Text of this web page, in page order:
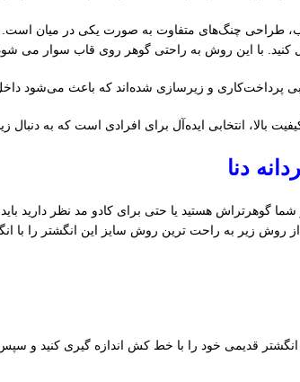
طراحی چنگ‌های متفاوت به صورت یکی در میان است.
کنید. با این روش به راحتی گوهر روی قاب سوار می
و زیرسازی شده‌اند که باعث می‌شود داخل
بالا، انتخابی ایده‌آل برای افرادی است که به دنبال
دنا
شما گوهرتراش هستید یا حتی برای کادو مد نظر دارید
از روش زیر به راحت ترین روش سایز این انگشتر را با